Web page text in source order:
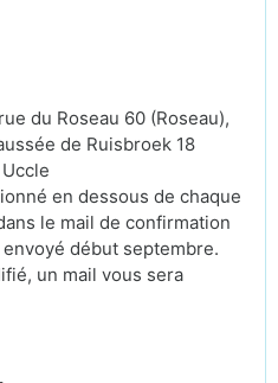
du Roseau 60 (Roseau),
de Ruisbroek 18
en dessous de chaque
le mail de confirmation
début septembre.
un mail vous sera